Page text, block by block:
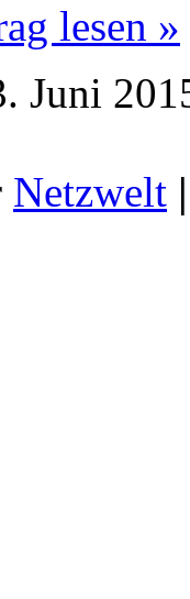
lesen »
Juni
Netzwelt |